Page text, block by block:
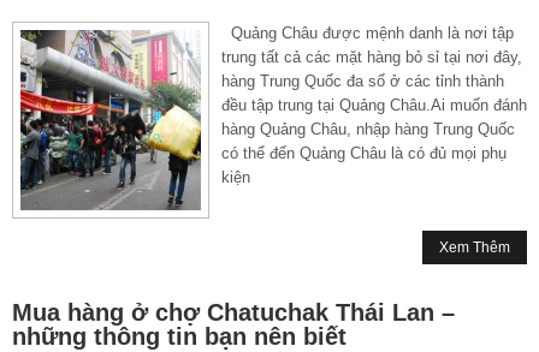
Quảng Châu được mệnh danh là nơi tập
trung tất cả các mặt hàng bỏ sỉ tại nơi đây,
hàng Trung Quốc đa số ở các tỉnh thành
đều tập trung tại Quảng Châu.Ai muốn đánh
hàng Quảng Châu, nhập hàng Trung Quốc
có thể đến Quảng Châu là có đủ mọi phụ
kiện
Xem Thêm
Mua hàng ở chợ Chatuchak Thái Lan –
những thông tin bạn nên biết